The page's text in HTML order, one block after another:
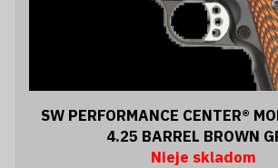
SW PERFORMANCE CENTER®
4.25 BARREL BROWN
Nieje skladom